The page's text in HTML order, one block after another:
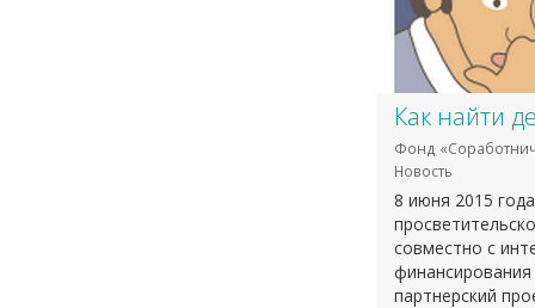
Как найти
Фонд
Новость
8 июня 2015
совместно с
партнерский